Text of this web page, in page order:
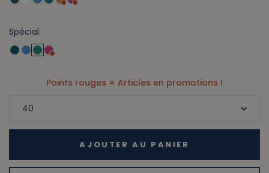
Spécial
Points rouges = Articles en promotions !
AJOUTER AU PANIER